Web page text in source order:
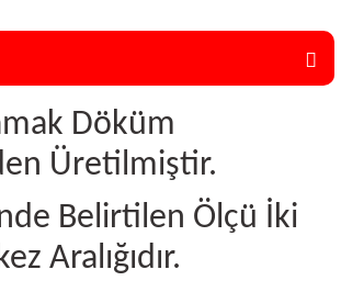
Döküm
Üretilmiştir.
Belirtilen Ölçü İki
Aralığıdır.